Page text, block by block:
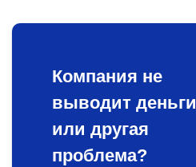
Компания не
выводит деньги
или другая
проблема?